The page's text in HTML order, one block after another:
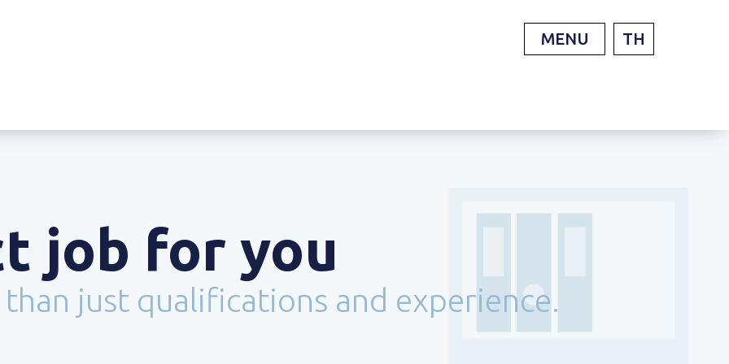
MENU TH
job for you
just qualifications and experience.